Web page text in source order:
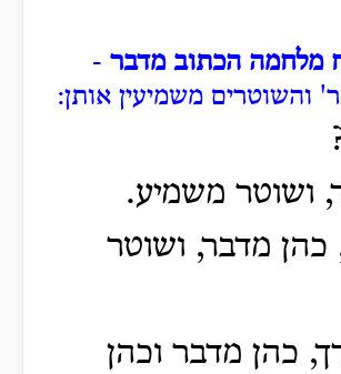
מלחמה הכתוב מדבר -
והשוטרים משמיעין אותן:
ושוטר משמיע.
כהן מדבר, ושוטר
כהן מדבר וכהן